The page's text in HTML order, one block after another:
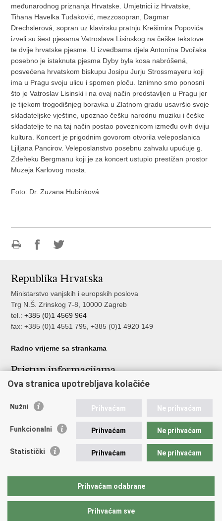
međunarodnog priznanja Hrvatske. Umjetnici iz Hrvatske,
Tihana Havelka Tudaković, mezzosopran, Dagmar
Drechslerová, sopran uz klavirsku pratnju Krešimira Popovića
izveli su šest pjesama Vatroslava Lisinskog na češke tekstove
te dvije hrvatske pjesme. U izvedbama djela Antonína Dvořaka
posebno je istaknuta pjesma Dyby byla kosa nabróšená,
posvećena hrvatskom biskupu Josipu Jurju Strossmayeru koji
ima u Pragu svoju ulicu i spomen ploču. Iznimno smo ponosni
što je Vatroslav Lisinski i na ovaj način predstavljen u Pragu jer
je tijekom trogodišnjeg boravka u Zlatnom gradu usavršio svoje
skladateljske vještine, upoznao češku narodnu muziku i češke
skladatelje te na taj način postao poveznicom između ovih dviju
kultura. Koncert je prigodnim govorom otvorila veleposlanica
Ljiljana Pancirov. Veleposlanstvo posebnu zahvalu upućuje g.
Zdeňeku Bergmanu koji je za koncert ustupio prestižan prostor
Muzeja Karlovog mosta.
Foto: Dr. Zuzana Hubinková
Facebooku
Twitteru
Republika Hrvatska
Ministarstvo vanjskih i europskih poslova
Trg N.Š. Zrinskog 7-8, 10000 Zagreb
tel.:+385 (0)1 4569 964
fax: +385 (0)1 4551 795, +385 (0)1 4920 149
Radno vrijeme sa strankama
Pristup informacijama
Pristup informacijama
Nepravilnosti
Javna nabava u MVEP-u
Nadzor rada i unutarnja revizija službe vanjskih poslova
Ova stranica upotrebljava kolačiće
Nužni Prihvaćam Ne prihvaćam
Funkcionalni Prihvaćam Ne prihvaćam
Statistički Prihvaćam Ne prihvaćam
Prihvaćam odabrane
Prihvaćam sve